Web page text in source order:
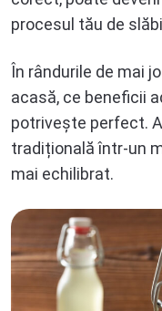
procesul tău de
În rândurile de mai
acasă, ce beneficii
potrivește perfect.
tradițională într-un
mai echilibrat.